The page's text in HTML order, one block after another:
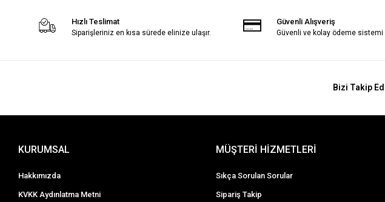
Hızlı Teslimat
Siparişleriniz en kısa sürede elinize ulaşır.
Güvenli Alışveriş
Güvenli ve kolay ödeme sistemi
Bizi Takip
KURUMSAL
Hakkımızda
KVKK Aydınlatma Metni
MÜŞTERİ HİZMETLERİ
Sıkça Sorulan Sorular
Sipariş Takip